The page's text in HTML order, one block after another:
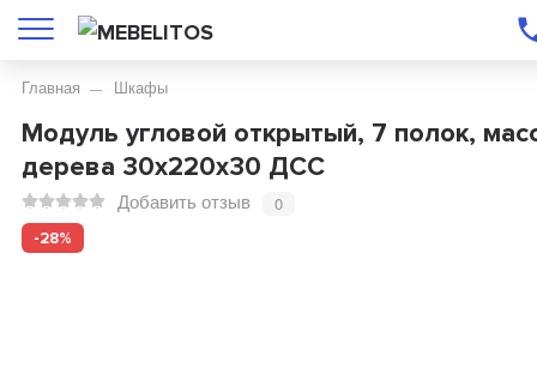
Главная Шкафы
Модуль угловой открытый, 7 полок,
дерева 30х220х30 ДСС
Добавить отзыв 0
-28%